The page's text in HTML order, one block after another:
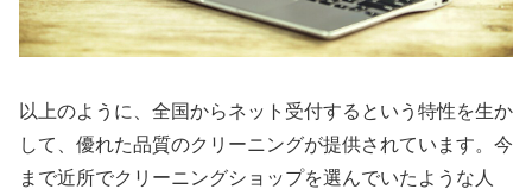
以上のように、全国からネット受付するという特性を生か
して、優れた品質のクリーニングが提供されています。今
まで近所でクリーニングショップを選んでいたような人